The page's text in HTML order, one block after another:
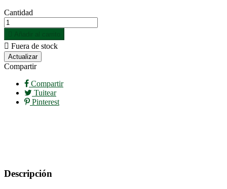
Cantidad
 Fuera de stock
Compartir
Compartir
Tuitear
Pinterest
Descripción